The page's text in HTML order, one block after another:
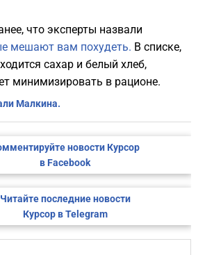
что эксперты назвали
мешают вам похудеть. В списке,
сахар и белый хлеб,
минимизировать в рационе.
Малкина.
новости Курсор
в Facebook
Читайте последние новости
Курсор в Telegram